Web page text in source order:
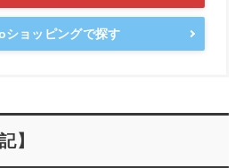
ショッピングで探す
】